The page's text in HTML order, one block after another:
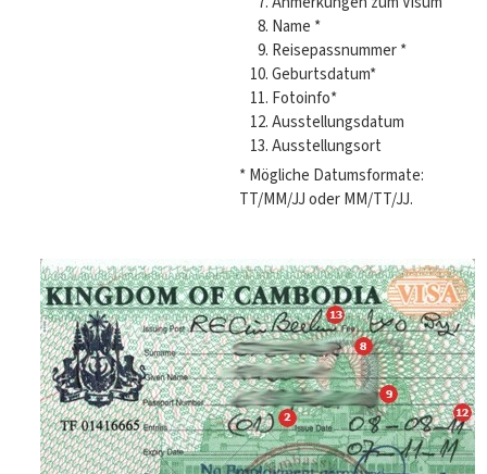
Name *
Reisepassnummer *
Geburtsdatum*
Fotoinfo*
Ausstellungsdatum
Ausstellungsort
* Mögliche Datumsformate:
TT/MM/JJ oder MM/TT/JJ.